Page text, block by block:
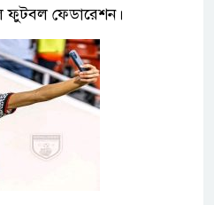
ফুটবল ফেডারেশন।